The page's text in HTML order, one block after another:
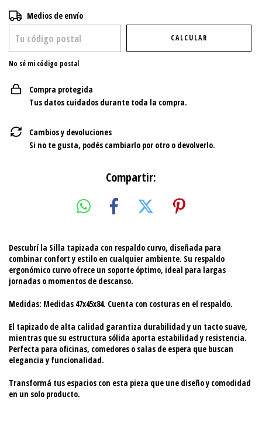
Entregas para el CP:
Medios de envío
CALCULAR
No sé mi código postal
Compra protegida
Tus datos cuidados durante toda la compra.
Cambios y devoluciones
Si no te gusta, podés cambiarlo por otro o devolverlo.
Compartir:
Descubrí la Silla tapizada con respaldo curvo, diseñada para
combinar confort y estilo en cualquier ambiente. Su respaldo
ergonómico curvo ofrece un soporte óptimo, ideal para largas
jornadas o momentos de descanso.
Medidas: Medidas 47x45x84. Cuenta con costuras en el respaldo.
El tapizado de alta calidad garantiza durabilidad y un tacto suave,
mientras que su estructura sólida aporta estabilidad y resistencia.
Perfecta para oficinas, comedores o salas de espera que buscan
elegancia y funcionalidad.
Transformá tus espacios con esta pieza que une diseño y comodidad
en un solo producto.